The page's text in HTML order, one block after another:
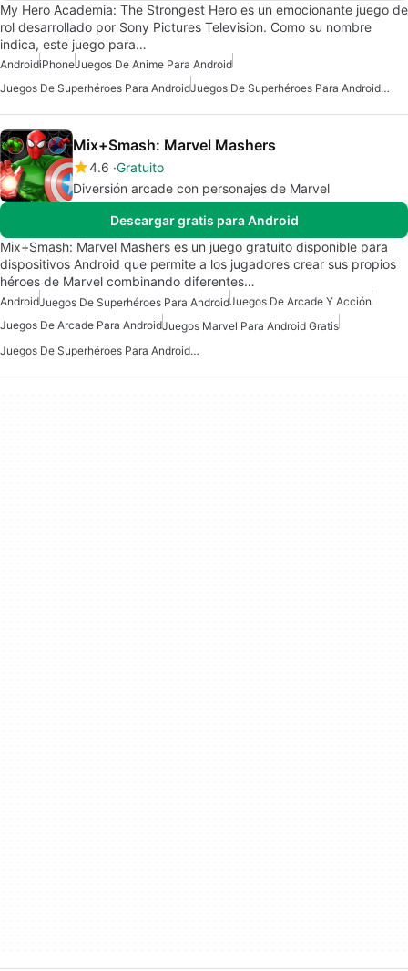
My Hero Academia: The Strongest Hero es un emocionante juego de
rol desarrollado por Sony Pictures Television. Como su nombre
indica, este juego para…
AndroidiPhoneJuegos De Anime Para Android
Juegos De Superhéroes Para Android
Juegos De Superhéroes Para Android Gratis
Mix+Smash: Marvel Mashers
4.6 Gratuito
Diversión arcade con personajes de Marvel
Descargar gratis para Android
Mix+Smash: Marvel Mashers es un juego gratuito disponible para
dispositivos Android que permite a los jugadores crear sus propios
héroes de Marvel combinando diferentes…
AndroidJuegos De Superhéroes Para AndroidJuegos De Arcade Y Acción
Juegos De Arcade Para AndroidJuegos Marvel Para Android Gratis
Juegos De Superhéroes Para Android Gratis